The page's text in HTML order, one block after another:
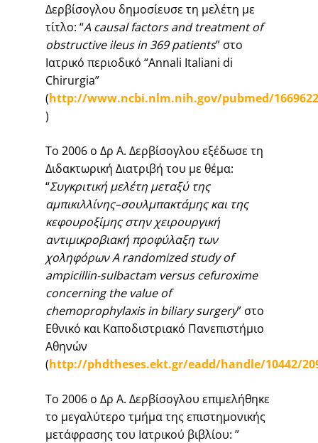
Δερβίσογλου δημοσίευσε τη μελέτη με
τίτλο: “A causal factors and treatment of
obstructive ileus in 369 patients” στο
Ιατρικό περιοδικό “Annali Italiani di
Chirurgia”
(http://www.ncbi.nlm.nih.gov/pubmed/
)
Το 2006 ο Δρ Α. Δερβίσογλου εξέδωσε τη
Διδακτωρική Διατριβή του με θέμα:
“Συγκριτική μελέτη μεταξύ της
αμπικιλλίνης–σουλμπακτάμηςκαι της
κεφουροξίμηςστην χειρουργική
αντιμικροβιακή προφύλαξη των
χοληφόρωνA randomized study of
ampicillin-sulbactam versus cefuroxime
concerning the value of
chemoprophylaxis in biliary surgery” στο
Εθνικό και Καποδιστριακό Πανεπιστήμιο
Αθηνών
(http://phdtheses.ekt.gr/eadd/handle/10442/
Το 2006 ο Δρ Α. Δερβίσογλου επιμελήθηκε
το μεγαλύτερο τμήμα της επιστημονικής
μετάφρασης του Ιατρικού βιβλίου: ”